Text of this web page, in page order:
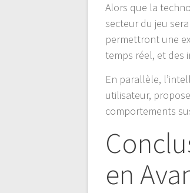
Alors que la
secteur du jeu
permettront une
temps réel, et des
En parallèle,
utilisateur,
comportements
en